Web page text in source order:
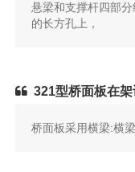
悬梁和支撑杆四部
的长方孔上，
321型桥面板在
桥面板采用横梁:横